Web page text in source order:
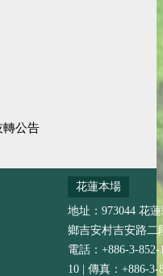
轉公告
花蓮本場
地址：973044 花
鄉吉安村吉安路二
電話：+886-3-852-
10 | 傳真：+886-3-